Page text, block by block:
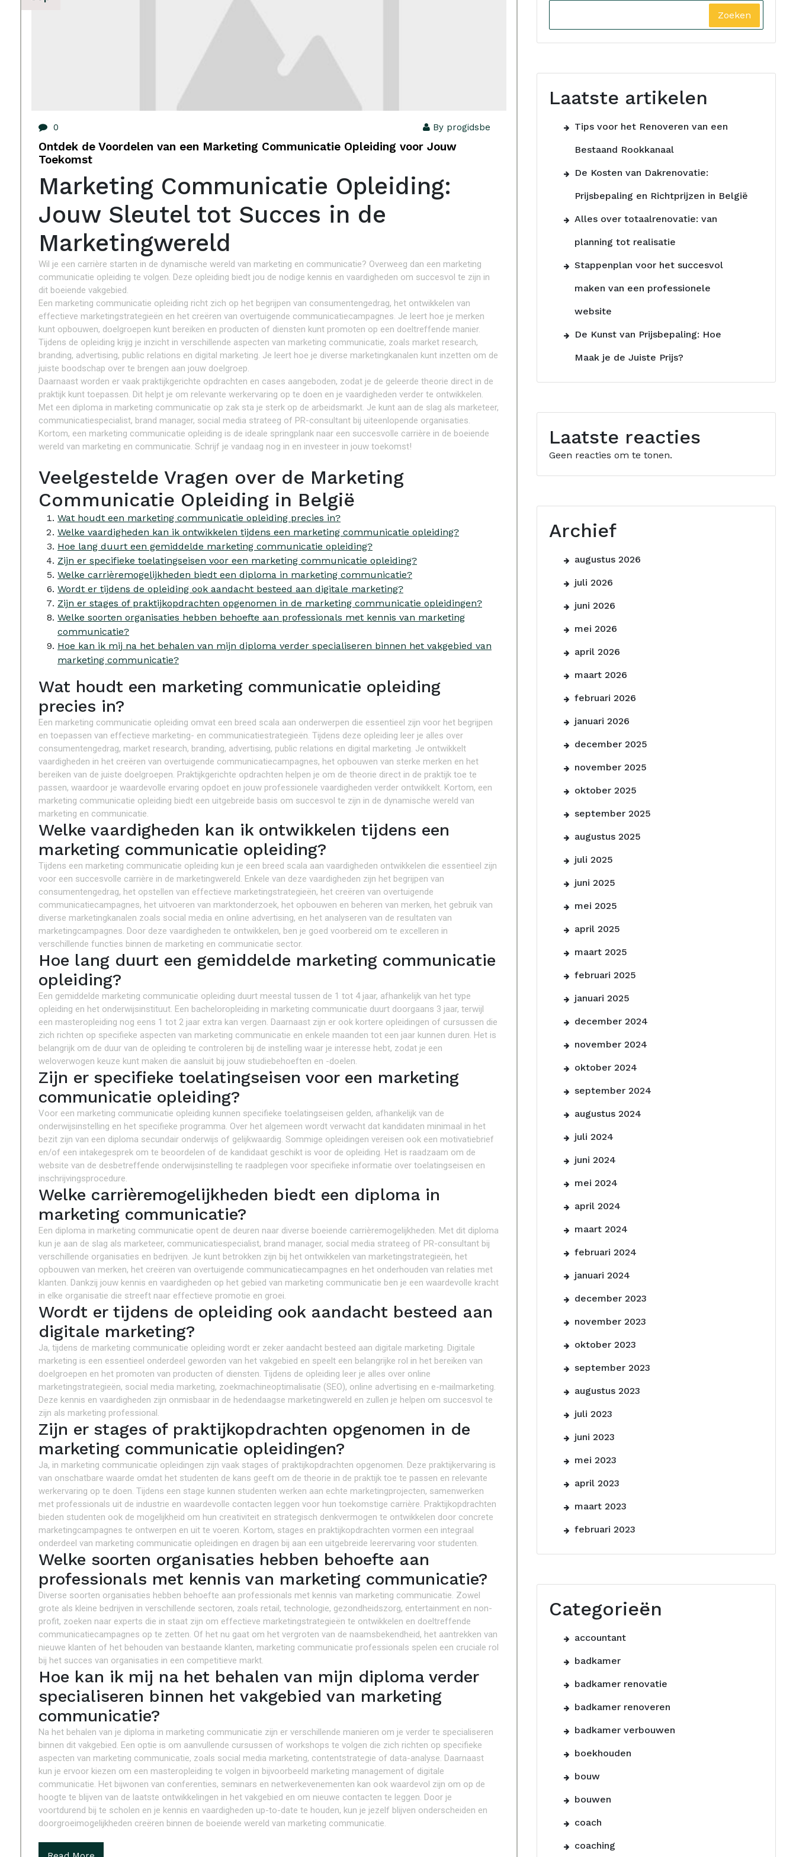
0 By progidsbe
Ontdek de Voordelen van een Marketing Communicatie Opleiding voor Jouw
Toekomst
Marketing Communicatie Opleiding:
Jouw Sleutel tot Succes in de
Marketingwereld
Wil je een carrière starten in de dynamische wereld van marketing en communicatie? Overweeg dan een marketing
communicatie opleiding te volgen. Deze opleiding biedt jou de nodige kennis en vaardigheden om succesvol te zijn in
dit boeiende vakgebied.
Een marketing communicatie opleiding richt zich op het begrijpen van consumentengedrag, het ontwikkelen van
effectieve marketingstrategieën en het creëren van overtuigende communicatiecampagnes. Je leert hoe je merken
kunt opbouwen, doelgroepen kunt bereiken en producten of diensten kunt promoten op een doeltreffende manier.
Tijdens de opleiding krijg je inzicht in verschillende aspecten van marketing communicatie, zoals market research,
branding, advertising, public relations en digital marketing. Je leert hoe je diverse marketingkanalen kunt inzetten om de
juiste boodschap over te brengen aan jouw doelgroep.
Daarnaast worden er vaak praktijkgerichte opdrachten en cases aangeboden, zodat je de geleerde theorie direct in de
praktijk kunt toepassen. Dit helpt je om relevante werkervaring op te doen en je vaardigheden verder te ontwikkelen.
Met een diploma in marketing communicatie op zak sta je sterk op de arbeidsmarkt. Je kunt aan de slag als marketeer,
communicatiespecialist, brand manager, social media strateeg of PR-consultant bij uiteenlopende organisaties.
Kortom, een marketing communicatie opleiding is de ideale springplank naar een succesvolle carrière in de boeiende
wereld van marketing en communicatie. Schrijf je vandaag nog in en investeer in jouw toekomst!
Veelgestelde Vragen over de Marketing
Communicatie Opleiding in België
Wat houdt een marketing communicatie opleiding precies in?
Welke vaardigheden kan ik ontwikkelen tijdens een marketing communicatie opleiding?
Hoe lang duurt een gemiddelde marketing communicatie opleiding?
Zijn er specifieke toelatingseisen voor een marketing communicatie opleiding?
Welke carrièremogelijkheden biedt een diploma in marketing communicatie?
Wordt er tijdens de opleiding ook aandacht besteed aan digitale marketing?
Zijn er stages of praktijkopdrachten opgenomen in de marketing communicatie opleidingen?
Welke soorten organisaties hebben behoefte aan professionals met kennis van marketing
communicatie?
Hoe kan ik mij na het behalen van mijn diploma verder specialiseren binnen het vakgebied van
marketing communicatie?
Wat houdt een marketing communicatie opleiding
precies in?
Een marketing communicatie opleiding omvat een breed scala aan onderwerpen die essentieel zijn voor het begrijpen
en toepassen van effectieve marketing- en communicatiestrategieën. Tijdens deze opleiding leer je alles over
consumentengedrag, market research, branding, advertising, public relations en digital marketing. Je ontwikkelt
vaardigheden in het creëren van overtuigende communicatiecampagnes, het opbouwen van sterke merken en het
bereiken van de juiste doelgroepen. Praktijkgerichte opdrachten helpen je om de theorie direct in de praktijk toe te
passen, waardoor je waardevolle ervaring opdoet en jouw professionele vaardigheden verder ontwikkelt. Kortom, een
marketing communicatie opleiding biedt een uitgebreide basis om succesvol te zijn in de dynamische wereld van
marketing en communicatie.
Welke vaardigheden kan ik ontwikkelen tijdens een
marketing communicatie opleiding?
Tijdens een marketing communicatie opleiding kun je een breed scala aan vaardigheden ontwikkelen die essentieel zijn
voor een succesvolle carrière in de marketingwereld. Enkele van deze vaardigheden zijn het begrijpen van
consumentengedrag, het opstellen van effectieve marketingstrategieën, het creëren van overtuigende
communicatiecampagnes, het uitvoeren van marktonderzoek, het opbouwen en beheren van merken, het gebruik van
diverse marketingkanalen zoals social media en online advertising, en het analyseren van de resultaten van
marketingcampagnes. Door deze vaardigheden te ontwikkelen, ben je goed voorbereid om te excelleren in
verschillende functies binnen de marketing en communicatie sector.
Hoe lang duurt een gemiddelde marketing communicatie
opleiding?
Een gemiddelde marketing communicatie opleiding duurt meestal tussen de 1 tot 4 jaar, afhankelijk van het type
opleiding en het onderwijsinstituut. Een bacheloropleiding in marketing communicatie duurt doorgaans 3 jaar, terwijl
een masteropleiding nog eens 1 tot 2 jaar extra kan vergen. Daarnaast zijn er ook kortere opleidingen of cursussen die
zich richten op specifieke aspecten van marketing communicatie en enkele maanden tot een jaar kunnen duren. Het is
belangrijk om de duur van de opleiding te controleren bij de instelling waar je interesse hebt, zodat je een
weloverwogen keuze kunt maken die aansluit bij jouw studiebehoeften en -doelen.
Zijn er specifieke toelatingseisen voor een marketing
communicatie opleiding?
Voor een marketing communicatie opleiding kunnen specifieke toelatingseisen gelden, afhankelijk van de
onderwijsinstelling en het specifieke programma. Over het algemeen wordt verwacht dat kandidaten minimaal in het
bezit zijn van een diploma secundair onderwijs of gelijkwaardig. Sommige opleidingen vereisen ook een motivatiebrief
en/of een intakegesprek om te beoordelen of de kandidaat geschikt is voor de opleiding. Het is raadzaam om de
website van de desbetreffende onderwijsinstelling te raadplegen voor specifieke informatie over toelatingseisen en
inschrijvingsprocedure.
Welke carrièremogelijkheden biedt een diploma in
marketing communicatie?
Een diploma in marketing communicatie opent de deuren naar diverse boeiende carrièremogelijkheden. Met dit diploma
kun je aan de slag als marketeer, communicatiespecialist, brand manager, social media strateeg of PR-consultant bij
verschillende organisaties en bedrijven. Je kunt betrokken zijn bij het ontwikkelen van marketingstrategieën, het
opbouwen van merken, het creëren van overtuigende communicatiecampagnes en het onderhouden van relaties met
klanten. Dankzij jouw kennis en vaardigheden op het gebied van marketing communicatie ben je een waardevolle kracht
in elke organisatie die streeft naar effectieve promotie en groei.
Wordt er tijdens de opleiding ook aandacht besteed aan
digitale marketing?
Ja, tijdens de marketing communicatie opleiding wordt er zeker aandacht besteed aan digitale marketing. Digitale
marketing is een essentieel onderdeel geworden van het vakgebied en speelt een belangrijke rol in het bereiken van
doelgroepen en het promoten van producten of diensten. Tijdens de opleiding leer je alles over online
marketingstrategieën, social media marketing, zoekmachineoptimalisatie (SEO), online advertising en e-mailmarketing.
Deze kennis en vaardigheden zijn onmisbaar in de hedendaagse marketingwereld en zullen je helpen om succesvol te
zijn als marketing professional.
Zijn er stages of praktijkopdrachten opgenomen in de
marketing communicatie opleidingen?
Ja, in marketing communicatie opleidingen zijn vaak stages of praktijkopdrachten opgenomen. Deze praktijkervaring is
van onschatbare waarde omdat het studenten de kans geeft om de theorie in de praktijk toe te passen en relevante
werkervaring op te doen. Tijdens een stage kunnen studenten werken aan echte marketingprojecten, samenwerken
met professionals uit de industrie en waardevolle contacten leggen voor hun toekomstige carrière. Praktijkopdrachten
bieden studenten ook de mogelijkheid om hun creativiteit en strategisch denkvermogen te ontwikkelen door concrete
marketingcampagnes te ontwerpen en uit te voeren. Kortom, stages en praktijkopdrachten vormen een integraal
onderdeel van marketing communicatie opleidingen en dragen bij aan een uitgebreide leerervaring voor studenten.
Welke soorten organisaties hebben behoefte aan
professionals met kennis van marketing communicatie?
Diverse soorten organisaties hebben behoefte aan professionals met kennis van marketing communicatie. Zowel
grote als kleine bedrijven in verschillende sectoren, zoals retail, technologie, gezondheidszorg, entertainment en non-
profit, zoeken naar experts die in staat zijn om effectieve marketingstrategieën te ontwikkelen en doeltreffende
communicatiecampagnes op te zetten. Of het nu gaat om het vergroten van de naamsbekendheid, het aantrekken van
nieuwe klanten of het behouden van bestaande klanten, marketing communicatie professionals spelen een cruciale rol
bij het succes van organisaties in een competitieve markt.
Hoe kan ik mij na het behalen van mijn diploma verder
specialiseren binnen het vakgebied van marketing
communicatie?
Na het behalen van je diploma in marketing communicatie zijn er verschillende manieren om je verder te specialiseren
binnen dit vakgebied. Een optie is om aanvullende cursussen of workshops te volgen die zich richten op specifieke
aspecten van marketing communicatie, zoals social media marketing, contentstrategie of data-analyse. Daarnaast
kun je ervoor kiezen om een masteropleiding te volgen in bijvoorbeeld marketing management of digitale
communicatie. Het bijwonen van conferenties, seminars en netwerkevenementen kan ook waardevol zijn om op de
hoogte te blijven van de laatste ontwikkelingen in het vakgebied en om nieuwe contacten te leggen. Door je
voortdurend bij te scholen en je kennis en vaardigheden up-to-date te houden, kun je jezelf blijven onderscheiden en
doorgroeimogelijkheden creëren binnen de boeiende wereld van marketing communicatie.
Zoeken
Laatste artikelen
Tips voor het Renoveren van een
Bestaand Rookkanaal
De Kosten van Dakrenovatie:
Prijsbepaling en Richtprijzen in België
Alles over totaalrenovatie: van
planning tot realisatie
Stappenplan voor het succesvol
maken van een professionele
website
De Kunst van Prijsbepaling: Hoe
Maak je de Juiste Prijs?
Laatste reacties
Geen reacties om te tonen.
Archief
augustus 2026
juli 2026
juni 2026
mei 2026
april 2026
maart 2026
februari 2026
januari 2026
december 2025
november 2025
oktober 2025
september 2025
augustus 2025
juli 2025
juni 2025
mei 2025
april 2025
maart 2025
februari 2025
januari 2025
december 2024
november 2024
oktober 2024
september 2024
augustus 2024
juli 2024
juni 2024
mei 2024
april 2024
maart 2024
februari 2024
januari 2024
december 2023
november 2023
oktober 2023
september 2023
augustus 2023
juli 2023
juni 2023
mei 2023
april 2023
maart 2023
februari 2023
Categorieën
accountant
badkamer
badkamer renovatie
badkamer renoveren
badkamer verbouwen
boekhouden
bouw
bouwen
coach
coaching